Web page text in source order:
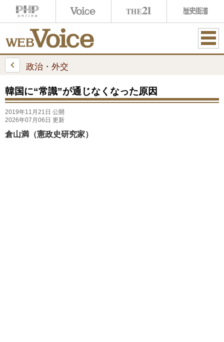
ME
政治・外交
韓国に“常識”が通じなくなった原因
2019年11月21日 公開
2026年07月06日 更新
倉山満（憲政史研究家）